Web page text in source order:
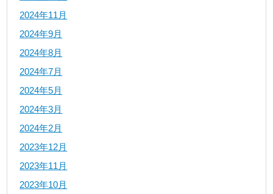
2024年11月
2024年9月
2024年8月
2024年7月
2024年5月
2024年3月
2024年2月
2023年12月
2023年11月
2023年10月